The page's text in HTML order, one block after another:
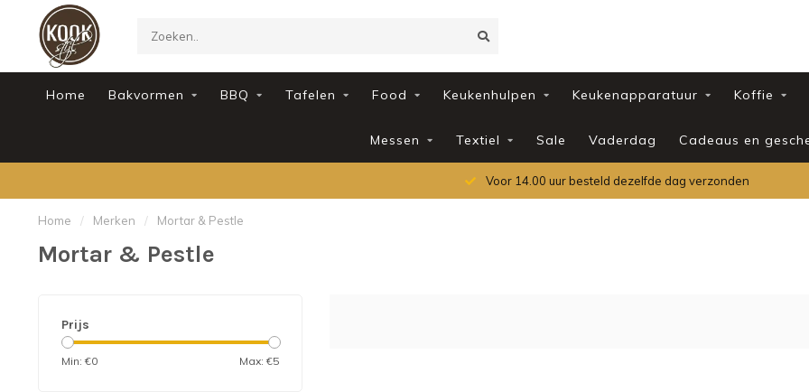
Home Bakvormen BBQ Tafelen Food Keukenhulpen Keukenapparatuur Koffie
Messen Textiel Sale Vaderdag Cadeaus en
Voor 14.00 uur besteld dezelfde dag verzonden
Home / Merken / Mortar & Pestle
Mortar & Pestle
Prijs
Min: €0 Max: €5